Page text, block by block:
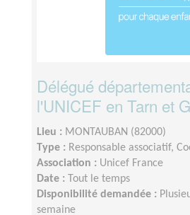
Délégué
l'UNICEF en Tarn et
Lieu : MONTAUBAN (82000)
Type : Responsable associatif,
Association : Unicef France
Date :
Tout le temps
Disponibilité demandée :
semaine